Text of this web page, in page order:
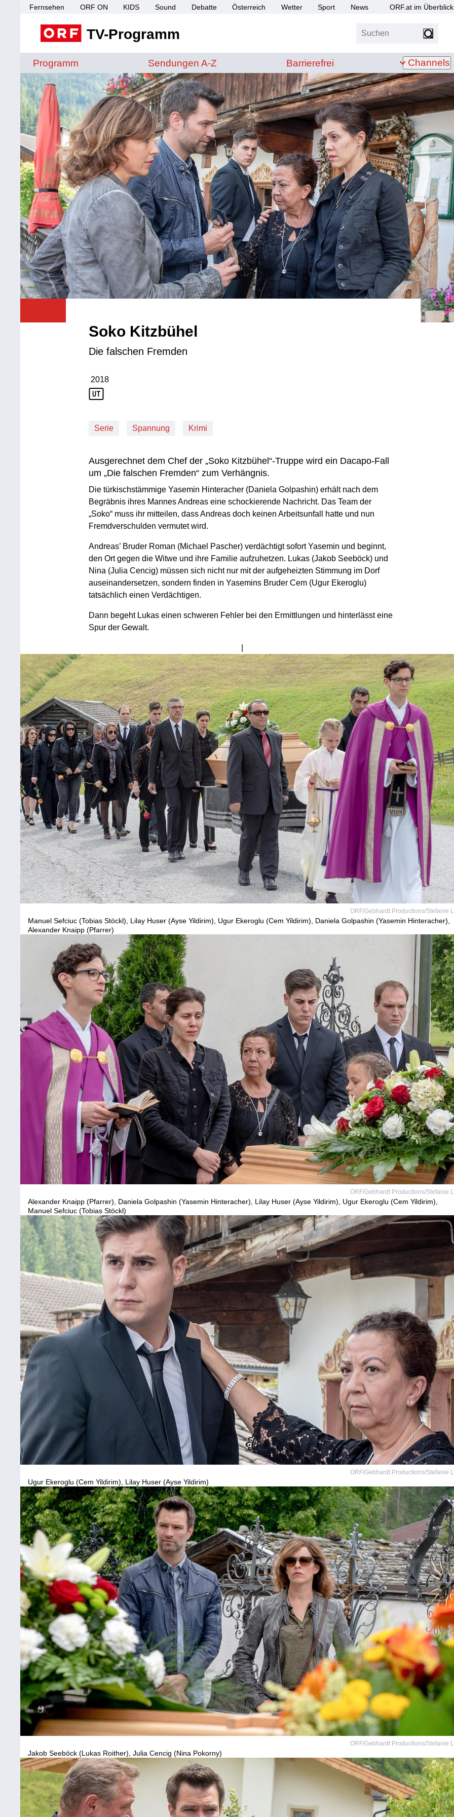
Fernsehen ORF ON KIDS Sound Debatte Österreich Wetter Sport News ORF.at im Überblick
TV-Programm Suchen
Programm Sendungen von A bis Z
Sendungen A-Z Barrierefrei
Barrierefrei Channels
Soko Kitzbühel
Die falschen Fremden
Produktionsjahr: 2018
2018
Serie Spannung Krimi
Ausgerechnet dem Chef der „Soko Kitzbühel“-Truppe wird ein Dacapo-Fall
um „Die falschen Fremden“ zum Verhängnis.
Die türkischstämmige Yasemin Hinteracher (Daniela Golpashin) erhält nach dem
Begräbnis ihres Mannes Andreas eine schockierende Nachricht. Das Team der
„Soko“ muss ihr mitteilen, dass Andreas doch keinen Arbeitsunfall hatte und nun
Fremdverschulden vermutet wird.
Andreas’ Bruder Roman (Michael Pascher) verdächtigt sofort Yasemin und beginnt,
den Ort gegen die Witwe und ihre Familie aufzuhetzen. Lukas (Jakob Seeböck) und
Nina (Julia Cencig) müssen sich nicht nur mit der aufgeheizten Stimmung im Dorf
auseinandersetzen, sondern finden in Yasemins Bruder Cem (Ugur Ekeroglu)
tatsächlich einen Verdächtigen.
Dann begeht Lukas einen schweren Fehler bei den Ermittlungen und hinterlässt eine
Spur der Gewalt.
Bild
von
ORF/Gebhardt Productions/Stefanie
Manuel Sefciuc (Tobias Stöckl), Lilay Huser (Ayse Yildirim), Ugur Ekeroglu (Cem Yildirim), Daniela Golpashin (Yasemin Hinteracher),
Alexander Knaipp (Pfarrer)
ORF/Gebhardt Productions/Stefanie
Alexander Knaipp (Pfarrer), Daniela Golpashin (Yasemin Hinteracher), Lilay Huser (Ayse Yildirim), Ugur Ekeroglu (Cem Yildirim),
Manuel Sefciuc (Tobias Stöckl)
ORF/Gebhardt Productions/Stefanie
Ugur Ekeroglu (Cem Yildirim), Lilay Huser (Ayse Yildirim)
ORF/Gebhardt Productions/Stefanie
Jakob Seeböck (Lukas Roither), Julia Cencig (Nina Pokorny)